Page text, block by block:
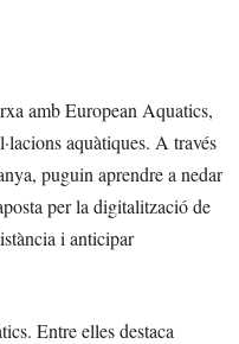
amb European Aquatics,
aquàtiques. A través
puguin aprendre a nedar
per la digitalització de
i anticipar
Entre elles destaca